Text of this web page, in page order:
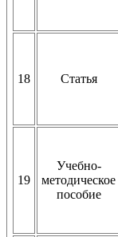
18 Статья
19
Учебно-
методическое
пособие